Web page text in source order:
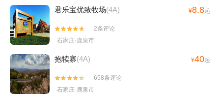
君乐宝优致牧场(4A) ¥8.8起


2条评论
石家庄·鹿泉市
抱犊寨(4A) ¥40起


658条评论
石家庄·鹿泉市